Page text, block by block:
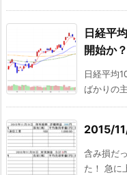
日経平
開始か？
日経平均
ばかりの
2015/
含み損だ
た！ 急に